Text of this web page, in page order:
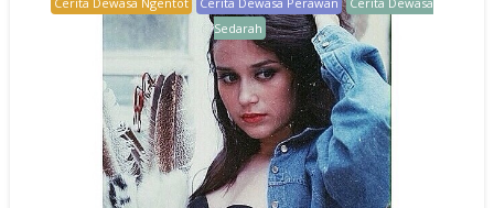
Sedarah